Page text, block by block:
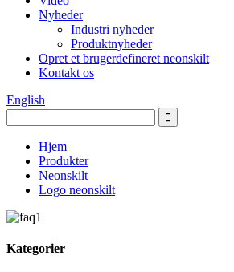
Nyheder
Industri nyheder
Produktnyheder
Opret et brugerdefineret neonskilt
Kontakt os
English
Hjem
Produkter
Neonskilt
Logo neonskilt
Kategorier